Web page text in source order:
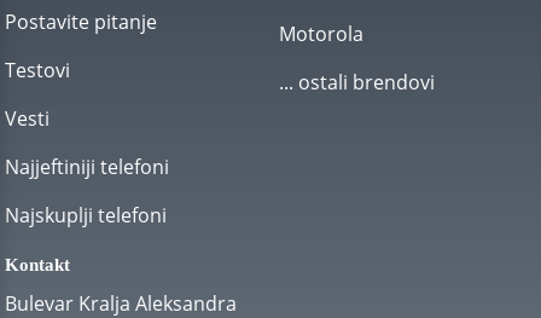
Postavite pitanje
Testovi
Vesti
Najjeftiniji telefoni
Najskuplji telefoni
Motorola
... ostali brendovi
Kontakt
Bulevar Kralja Aleksandra